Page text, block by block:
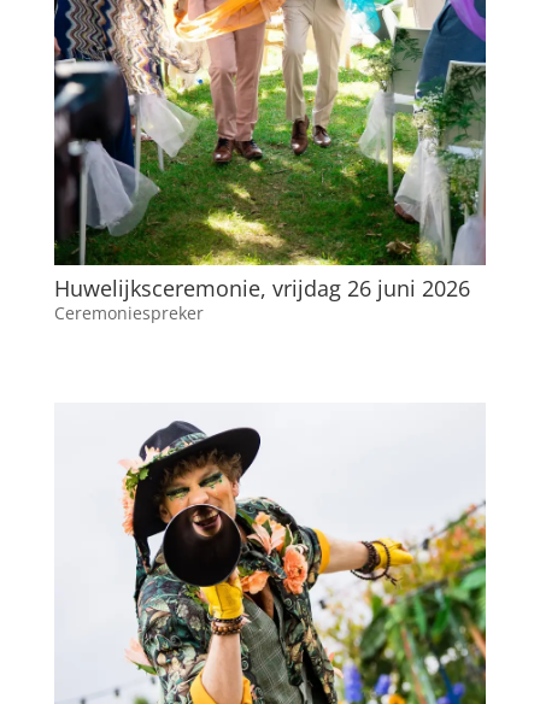
Huwelijksceremonie, vrijdag 26 juni 2026
Ceremoniespreker